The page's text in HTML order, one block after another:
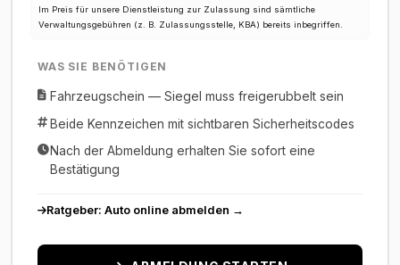
Im Preis für unsere Dienstleistung zur Zulassung sind sämtliche
Verwaltungsgebühren (z. B. Zulassungsstelle, KBA) bereits inbegriffen.
WAS SIE BENÖTIGEN
Fahrzeugschein — Siegel muss freigerubbelt sein
Beide Kennzeichen mit sichtbaren Sicherheitscodes
Nach der Abmeldung erhalten Sie sofort eine
Bestätigung
Ratgeber: Auto online abmelden →